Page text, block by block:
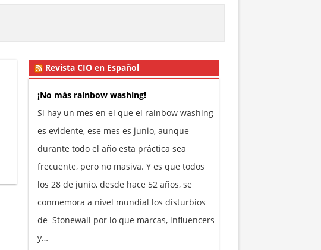
Revista CIO en Español
¡No más rainbow washing!
Si hay un mes en el que el rainbow washing
es evidente, ese mes es junio, aunque
durante todo el año esta práctica sea
frecuente, pero no masiva. Y es que todos
los 28 de junio, desde hace 52 años, se
conmemora a nivel mundial los disturbios
de Stonewall por lo que marcas, influencers
y…